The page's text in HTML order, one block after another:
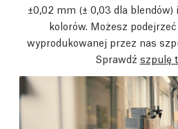
±0,02 mm (± 0,03 dla blendów)
kolorów. Możesz
wyprodukowanej przez nas
Sprawdź szpulę